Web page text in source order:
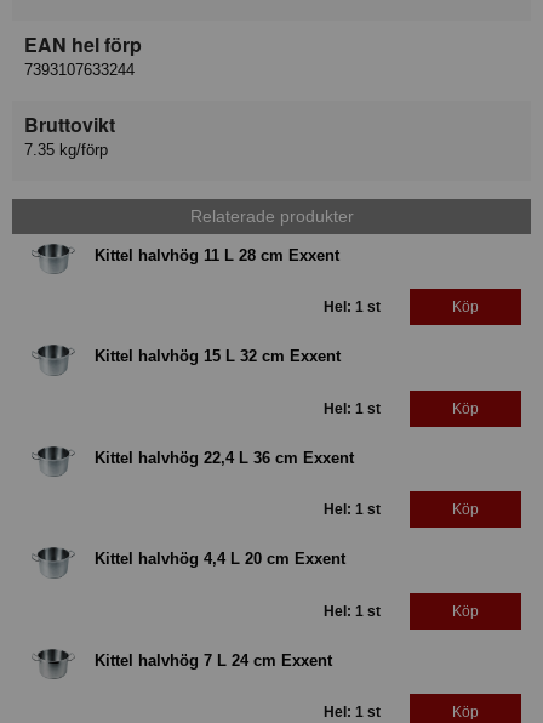
EAN hel förp
7393107633244
Bruttovikt
7.35 kg/förp
Relaterade produkter
Kittel halvhög 11 L 28 cm Exxent
Hel: 1 st Köp
Kittel halvhög 15 L 32 cm Exxent
Hel: 1 st Köp
Kittel halvhög 22,4 L 36 cm Exxent
Hel: 1 st Köp
Kittel halvhög 4,4 L 20 cm Exxent
Hel: 1 st Köp
Kittel halvhög 7 L 24 cm Exxent
Hel: 1 st Köp